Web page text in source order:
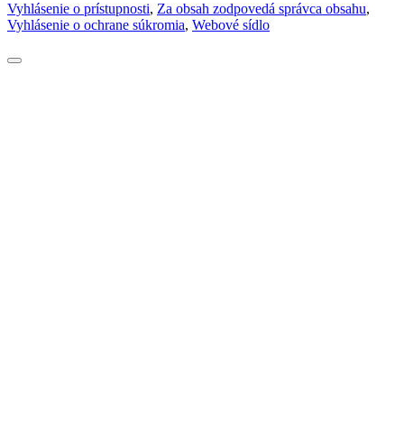
Vyhlásenie o prístupnosti, Za obsah zodpovedá správca obsahu,
Vyhlásenie o ochrane súkromia, Webové sídlo